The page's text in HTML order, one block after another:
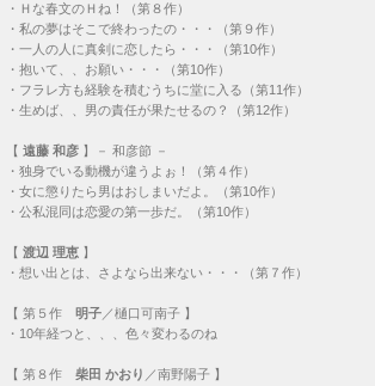
・ Ｈな春文のＨね！（第８作）
・ 私の夢はそこで終わったの・・・（第９作）
・ 一人の人に真剣に恋したら・・・（第10作）
・ 抱いて、、お願い・・・（第10作）
・ フラレ方も経験を積むうちに堂に入る（第11作）
・ 生めば、、男の責任が果たせるの？（第12作）
【 遠藤 和彦 】－ 和彦節 －
・ 独身でいる動機が違うよぉ！（第４作）
・ 女に懲りたら男はおしまいだよ。（第10作）
・ 公私混同は恋愛の第一歩だ。（第10作）
【 渡辺 理恵 】
・ 想い出とは、さよなら出来ない・・・（第７作）
【 第５作 明子 ／樋口可南子 】
・ 10年経つと、、、色々変わるのね
【 第８作 柴田 かおり ／南野陽子 】